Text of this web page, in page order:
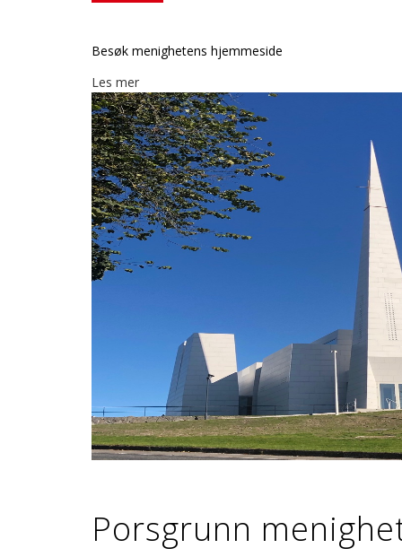
Besøk menighetens hjemmeside
Les mer
Porsgrunn